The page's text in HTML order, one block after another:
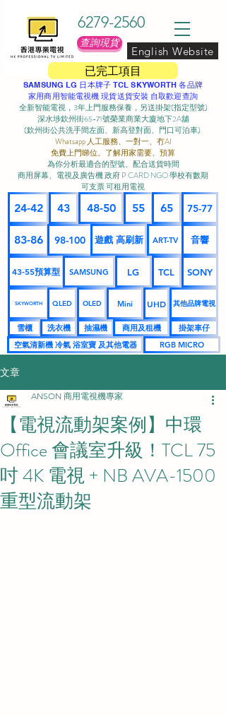
已完工項目
6279-2560
查詢現貨
English Website
SAMSUNG LG 日本牌子 TCL SKYWORTH 各品牌
家用商用智能電視機 現貨送貨安裝 自取歡迎查詢
全新智能電視，3年上門服務保養，另送掛架(指定型號)
深水埗欽州街65-71號榮業商業大廈地下2A舖
(欽州街公共洗手間左面、新高登對面、門口可泊車) ​
Whatsapp 人工服務、一對一、冇AI
免費上門睇位、了解用家需要、預算
為你分析最適合的型號、配合送貨時間
商用屏幕、電視及廣告機 政府 P CARD NGO 學校有數期
可支票 可租用電視
24-42 43 48-50 55 65 75-77
83-86 98-100 遊戲 高刷新 ART-TV 音響
43-55預算型 SAMSUNG LG TCL SONY
SKYWORTH QLED OLED Mini UHD 其他品牌電視
雪櫃 洗衣機 抽濕機 商用及租機
掛架車仔
空氣清新機 冷氣 浴室寶 及其他電器
RGB MICRO
文章
【電視流動架案例】中環
Office 會議室升級！TCL 75
吋 4K 電視 + NB AVA-1500
重型流動架
ANSON 商用電視機專家